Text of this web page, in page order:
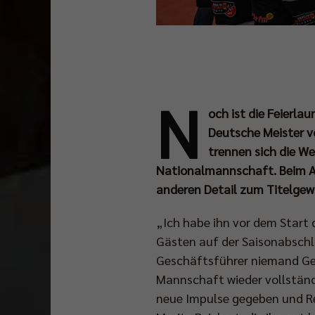
N
och ist die
Deutsche Meister
trennen sich die
Nationalmannschaft. Beim
anderen Detail zum
„Ich habe ihn vor dem Start
Gästen auf der
Geschäftsführer niemand
Mannschaft wieder
neue Impulse gegeben und